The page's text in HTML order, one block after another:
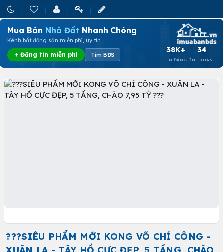
Mua Bán Nhà Đất Nhanh Chóng
Kênh bất động sản miễn phí, uy tín
+ Đăng tin miễn phí Tìm BĐS
38K+
TIN ĐĂNG
34
TỈNH THÀNH
???SIÊU PHẨM MỚI KONG VÕ CHÍ CÔNG -